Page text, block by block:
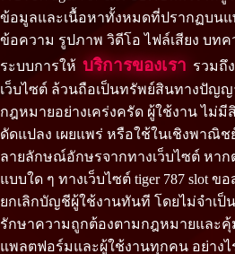
ข้อมูลและเนื้อหาทั้งหมดที่ปรากฏบนแ
ข้อความ รูปภาพ วิดีโอ ไฟล์เสียง บท
ระบบการให้ บริการของเรา รวมถึ
เว็บไซต์ ล้วนถือเป็นทรัพย์สินทางปัญ
กฎหมายอย่างเคร่งครัด ผู้ใช้งาน ไม่
ดัดแปลง เผยแพร่ หรือใช้ในเชิงพาณิ
ลายลักษณ์อักษรจากทางเว็บไซต์ หาก
แบบใด ๆ ทางเว็บไซต์ tiger 787 slot
ยกเลิกบัญชีผู้ใช้งานทันที โดยไม่จำเป็
รักษาความถูกต้องตามกฎหมายและ
แพลตฟอร์มและผู้ใช้งานทุกคน อย่างไร